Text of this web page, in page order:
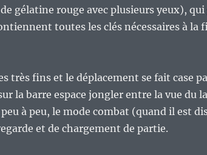
gélatine rouge avec plusieurs yeux),
toutes les clés nécessaires à la
très fins et le déplacement se fait case
la barre espace jongler entre la vue du
à peu, le mode combat (quand il est
et de chargement de partie.